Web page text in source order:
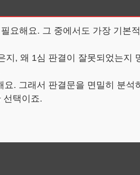
요해요. 그 중에서도 가장 기본
, 왜 1심 판결이 잘못되었는지
. 그래서 판결문을 면밀히 분석
선택이죠.